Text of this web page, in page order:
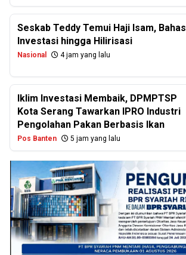
Seskab Teddy Temui Haji Isam, Bahas
Investasi hingga Hilirisasi
Nasional 4 jam yang lalu
Iklim Investasi Membaik, DPMPTSP
Kota Serang Tawarkan IPRO Industri
Pengolahan Pakan Berbasis Ikan
Pos Banten 5 jam yang lalu